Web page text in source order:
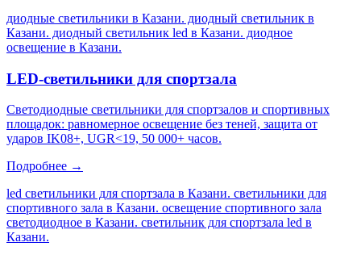
диодные светильники в Казани. диодный светильник в
Казани. диодный светильник led в Казани. диодное
освещение в Казани.
LED-светильники для спортзала
Светодиодные светильники для спортзалов и спортивных
площадок: равномерное освещение без теней, защита от
ударов IK08+, UGR<19, 50 000+ часов.
Подробнее →
led светильники для спортзала в Казани. светильники для
спортивного зала в Казани. освещение спортивного зала
светодиодное в Казани. светильник для спортзала led в
Казани.